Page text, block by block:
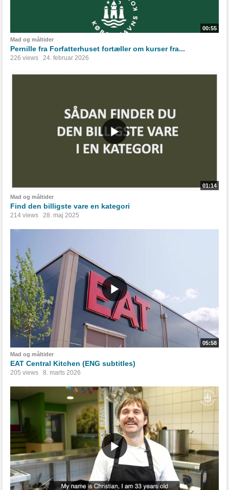
00:55
Mad og måltider
Pernille fra Forfatterhuset fortæller om kurser fra...
226 views 24. februar 2026
01:14
Mad og måltider
Find den billigste vare en kategori
214 views 28. maj 2025
05:58
Mad og måltider
EAT Central Kitchen (ENG subtitles)
205 views 8. marts 2026